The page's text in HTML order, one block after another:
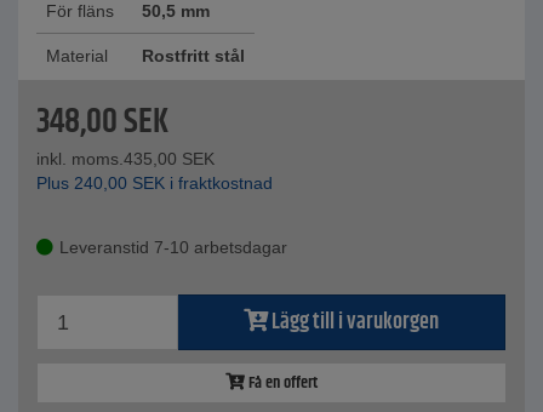
För fläns 50,5 mm
Material Rostfritt stål
348,00SEK
inkl. moms.435,00 SEK
Plus 240,00 SEK i fraktkostnad
Leveranstid 7-10 arbetsdagar
Lägg till i varukorgen
Få en offert